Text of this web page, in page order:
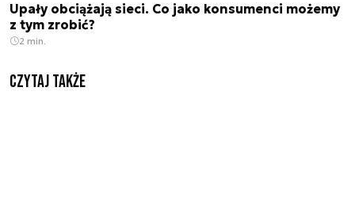
Upały obciążają sieci. Co jako konsumenci możemy
z tym zrobić?
2 min.
Czytaj także